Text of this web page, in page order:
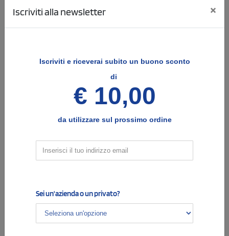
Nero
Unica
Solido
Bianco /
Blue
Unica
avvolgente
Iscriviti alla newsletter ×
Iscriviti e riceverai subito un buono sconto
di
€ 10,00
da utilizzare sul prossimo ordine
Sei un'azienda o un privato?